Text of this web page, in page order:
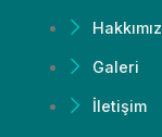
Galeri
İletişim